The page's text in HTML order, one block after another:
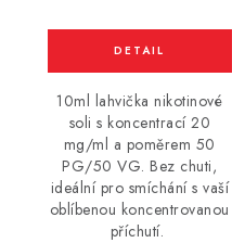
10ml lahvička nikotinové
soli s koncentrací 20
mg/ml a poměrem 50
PG/50 VG. Bez chuti,
ideální pro smíchání s vaší
oblíbenou koncentrovanou
příchutí.